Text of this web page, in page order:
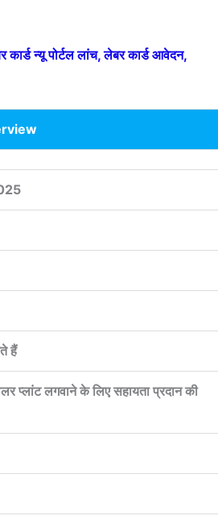
न्यू पोर्टल लांच, लेबर कार्ड आवेदन,
हैं
प्लांट लगवाने के लिए सहायता प्रदान की